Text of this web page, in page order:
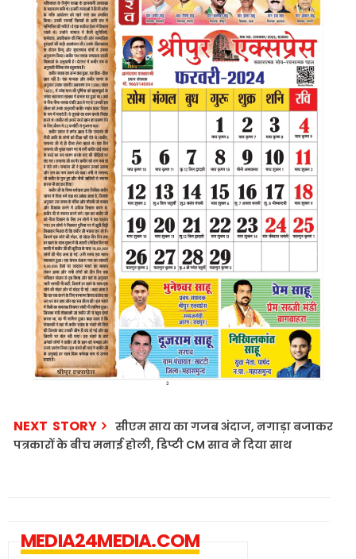
NEXT STORY
सीएम साय का गजब अंदाज, नगाड़ा बजाकर
पत्रकारों के बीच मनाई होली, डिप्‍टी CM साव ने दिया साथ
MEDIA24MEDIA.COM